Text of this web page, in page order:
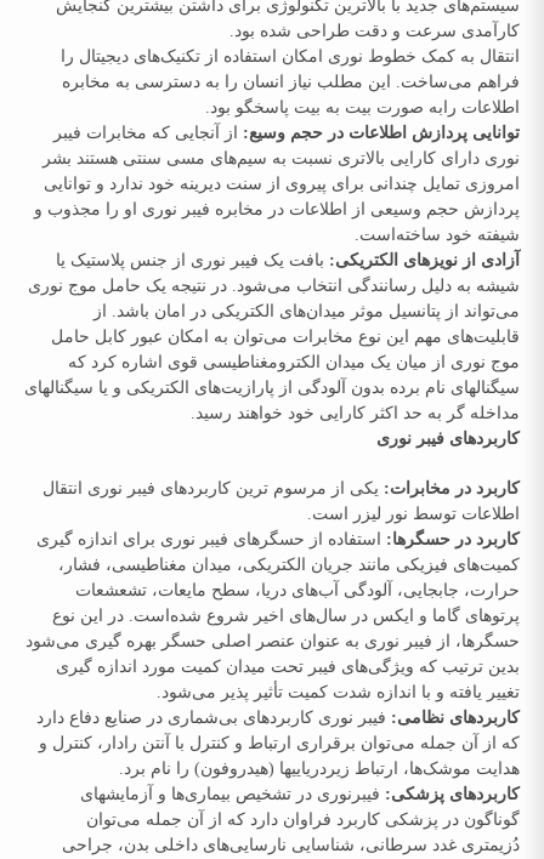
سیستم‌های جدید با بالاترین تکنولوژی برای داشتن بیشترین گنجایش
کارآمدی سرعت و دقت طراحی شده بود.
انتقال به کمک خطوط نوری امکان استفاده از تکنیک‌های دیجیتال را
فراهم می‌ساخت. این مطلب نیاز انسان را به دسترسی به مخابره
اطلاعات رابه صورت بیت به بیت پاسخگو بود.
توانایی پردازش اطلاعات در حجم وسیع: از آنجایی که مخابرات فیبر
نوری دارای کارایی بالاتری نسبت به سیم‌های مسی سنتی هستند بشر
امروزی تمایل چندانی برای پیروی از سنت دیرینه خود ندارد و توانایی
پردازش حجم وسیعی از اطلاعات در مخابره فیبر نوری او را مجذوب و
شیفته خود ساخته‌است.
آزادی از نویزهای الکتریکی: بافت یک فیبر نوری از جنس پلاستیک یا
شیشه به دلیل رسانندگی انتخاب می‌شود. در نتیجه یک حامل موج نوری
می‌تواند از پتانسیل موثر میدان‌های الکتریکی در امان باشد. از
قابلیت‌های مهم این نوع مخابرات می‌توان به امکان عبور کابل حامل
موج نوری از میان یک میدان الکترومغناطیسی قوی اشاره کرد که
سیگنالهای نام برده بدون آلودگی از پارازیت‌های الکتریکی و یا سیگنالهای
مداخله گر به حد اکثر کارایی خود خواهند رسید.
کاربردهای فیبر نوری
کاربرد در مخابرات: یکی از مرسوم ترین کاربردهای فیبر نوری انتقال
اطلاعات توسط نور لیزر است.
کاربرد در حسگرها: استفاده از حسگرهای فیبر نوری برای اندازه ‌گیری
کمیت‌های فیزیکی مانند جریان الکتریکی، میدان مغناطیسی، فشار،
حرارت، جابجایی، آلودگی آب‌های دریا، سطح مایعات، تشعشعات
پرتوهای گاما و ایکس در سال‌های اخیر شروع شده‌است. در این نوع
حسگرها، از فیبر نوری به عنوان عنصر اصلی حسگر بهره‌ گیری می‌شود
بدین ترتیب که ویژگی‌های فیبر تحت میدان کمیت مورد اندازه ‌گیری
تغییر یافته و با اندازه شدت کمیت تأثیر پذیر می‌شود.
کاربردهای نظامی: فیبر نوری کاربردهای بی‌شماری در صنایع دفاع دارد
که از آن جمله می‌توان برقراری ارتباط و کنترل با آنتن رادار، کنترل و
هدایت موشک‌ها، ارتباط زیردریاییها (هیدروفون) را نام برد.
کاربردهای پزشکی: فیبرنوری در تشخیص بیماری‌ها و آزمایشهای
گوناگون در پزشکی کاربرد فراوان دارد که از آن جمله می‌توان
دُزیمتری غدد سرطانی، شناسایی نارسایی‌های داخلی بدن، جراحی